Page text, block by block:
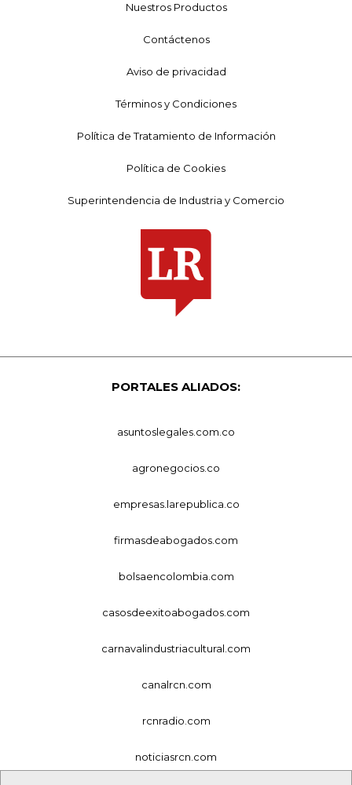
Nuestros Productos
Contáctenos
Aviso de privacidad
Términos y Condiciones
Política de Tratamiento de Información
Política de Cookies
Superintendencia de Industria y Comercio
PORTALES ALIADOS:
asuntoslegales.com.co
agronegocios.co
empresas.larepublica.co
firmasdeabogados.com
bolsaencolombia.com
casosdeexitoabogados.com
carnavalindustriacultural.com
canalrcn.com
rcnradio.com
noticiasrcn.com